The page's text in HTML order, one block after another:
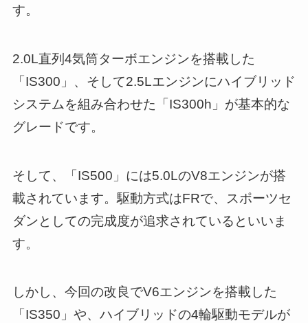
す。
2.0L直列4気筒ターボエンジンを搭載した
「IS300」、そして2.5Lエンジンにハイブリッド
システムを組み合わせた「IS300h」が基本的な
グレードです。
そして、「IS500」には5.0LのV8エンジンが搭
載されています。駆動方式はFRで、スポーツセ
ダンとしての完成度が追求されているといいま
す。
しかし、今回の改良でV6エンジンを搭載した
「IS350」や、ハイブリッドの4輪駆動モデルが